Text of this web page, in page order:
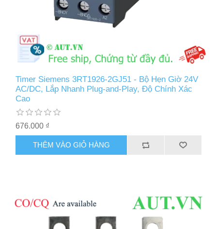
Timer Siemens 3RT1926-2GJ51 - Bộ Hẹn Giờ 24V
AC/DC, Lắp Nhanh Plug-and-Play, Độ Chính Xác
Cao
676.000 ₫
THÊM VÀO GIỎ HÀNG